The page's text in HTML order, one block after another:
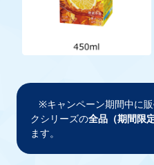
キャンペーン期間中に
クシリーズの全品（期間限
ます。